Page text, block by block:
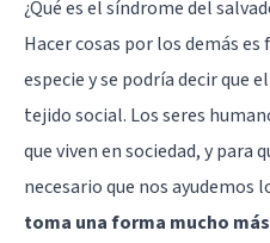
¿Qué es el síndrome del
Hacer cosas por los demás
especie y se podría decir que
tejido social. Los seres
que viven en sociedad, y para
necesario que nos ayudemos
toma una forma mucho